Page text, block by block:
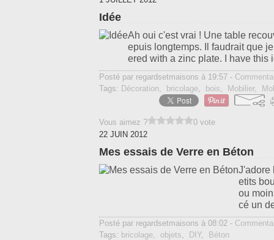
Idée
Ah oui c'est vrai ! Une table
epuis longtemps. Il faudrait que
ered with a zinc plate. I have this
Posté par regardsetmaisons à 19:57 -
Tags: Décoration, bricolage, bois, Mobilier,
Vous aimez ?
0 vote
22 JUIN 2012
Mes essais de Verre en Béton
J'adore
etits
ou
cé un
Posté par regardsetmaisons à 08:02 -
Tags: bricolage, objets, DIY, Béton